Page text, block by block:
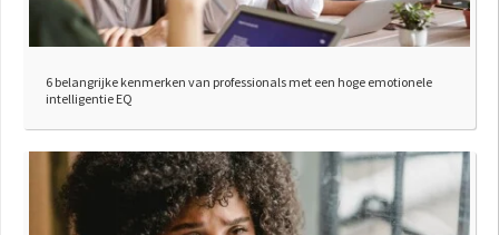
6 belangrijke kenmerken van professionals met een hoge emotionele
intelligentie EQ